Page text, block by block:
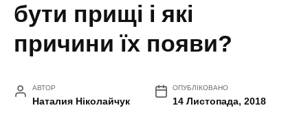
бути прищі і які
причини їх появи?
АВТОР
Наталия Ніколайчук
ОПУБЛІКОВАНО
14 Листопада, 2018